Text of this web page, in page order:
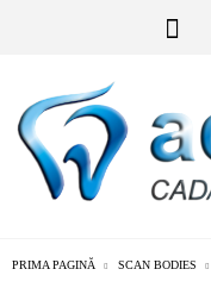
PRIMA PAGINĂ SCAN BODIES